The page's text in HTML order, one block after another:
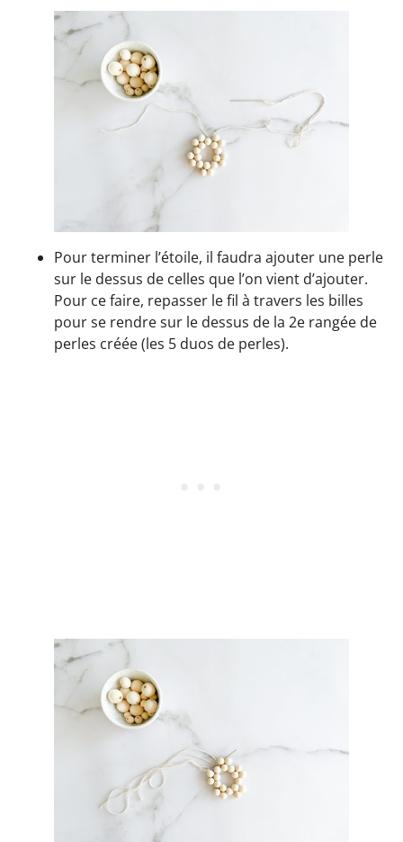
Pour terminer l’étoile, il faudra ajouter une perle
sur le dessus de celles que l’on vient d’ajouter.
Pour ce faire, repasser le fil à travers les billes
pour se rendre sur le dessus de la 2e rangée de
perles créée (les 5 duos de perles).